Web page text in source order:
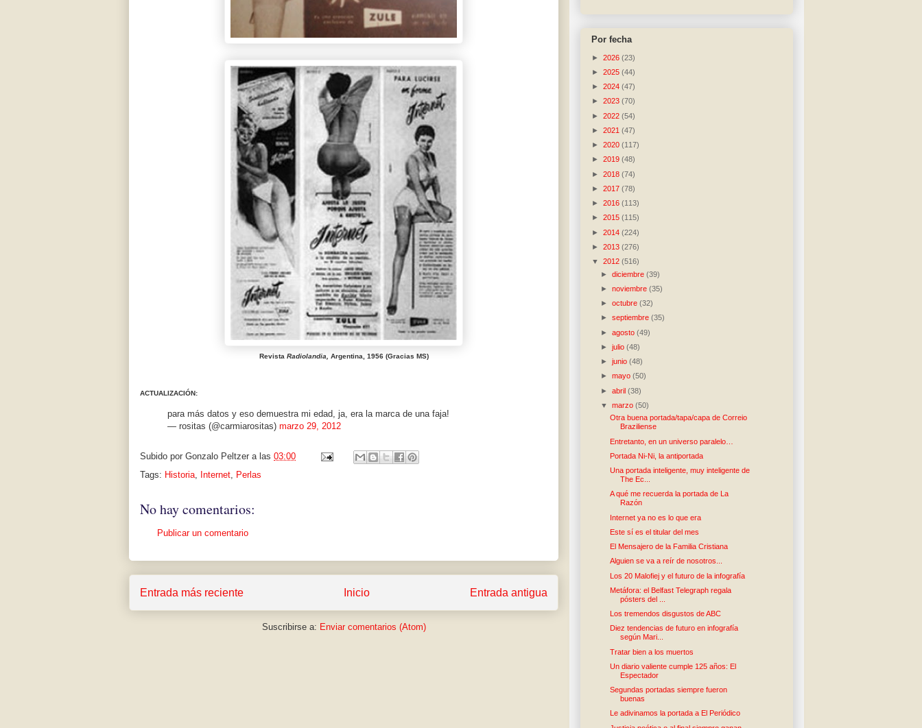
Revista Radiolandia, Argentina, 1956 (Gracias MS)
ACTUALIZACIÓN:
para más datos y eso demuestra mi edad, ja, era la marca de una faja!
— rositas (@carmiarositas) marzo 29, 2012
Subido por Gonzalo Peltzer a las 03:00
Tags: Historia, Internet, Perlas
No hay comentarios:
Publicar un comentario
Entrada más reciente Entrada antigua
Inicio
Suscribirse a: Enviar comentarios (Atom)
Por fecha
► 2026 (23)
► 2025 (44)
► 2024 (47)
► 2023 (70)
► 2022 (54)
► 2021 (47)
► 2020 (117)
► 2019 (48)
► 2018 (74)
► 2017 (78)
► 2016 (113)
► 2015 (115)
► 2014 (224)
► 2013 (276)
▼ 2012 (516)
►diciembre(39)
►noviembre(35)
►octubre(32)
►septiembre(35)
►agosto(49)
►julio(48)
►junio(48)
►mayo(50)
►abril(38)
▼marzo(50)
Otra buena portada/tapa/capa de Correio
Braziliense
Entretanto, en un universo paralelo…
Portada Ni-Ni, la antiportada
Una portada inteligente, muy inteligente de
The Ec...
A qué me recuerda la portada de La
Razón
Internet ya no es lo que era
Este sí es el titular del mes
El Mensajero de la Familia Cristiana
Alguien se va a reír de nosotros...
Los 20 Malofiej y el futuro de la infografía
Metáfora: el Belfast Telegraph regala
pósters del ...
Los tremendos disgustos de ABC
Diez tendencias de futuro en infografía
según Mari...
Tratar bien a los muertos
Un diario valiente cumple 125 años: El
Espectador
Segundas portadas siempre fueron
buenas
Le adivinamos la portada a El Periódico